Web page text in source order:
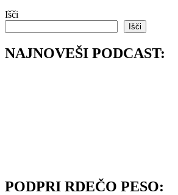
Išči
Išči
NAJNOVEŠI PODCAST:
PODPRI RDEČO PESO: